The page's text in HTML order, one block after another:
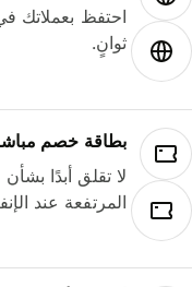
احتفظ بعملاتك
ثوانٍ.
بطاقة خصم مباشر
لا تقلق أبدًا
المرتفعة عند